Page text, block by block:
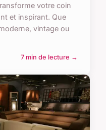
votre coin
et inspirant. Que
vintage ou
7 min de lecture →